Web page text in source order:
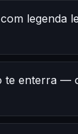
legenda
te enterra —